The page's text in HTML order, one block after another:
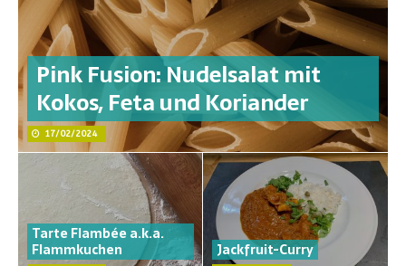
Pink Fusion: Nudelsalat mit
Kokos, Feta und Koriander
17/02/2024
Tarte Flambée a.k.a.
Flammkuchen
Jackfruit-Curry